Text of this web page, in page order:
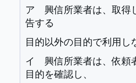
ア 興信所業者は、取得
告する
目的以外の目的で利用し
イ 興信所業者は、依頼
目的を確認し、